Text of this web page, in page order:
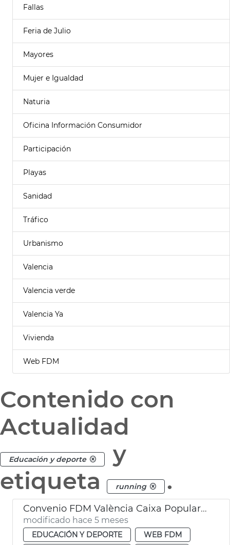
Fallas
Feria de Julio
Mayores
Mujer e Igualdad
Naturia
Oficina Información Consumidor
Participación
Playas
Sanidad
Tráfico
Urbanismo
Valencia
Valencia verde
Valencia Ya
Vivienda
Web FDM
Contenido con
Actualidad
Educación y deporte
y
etiqueta
running .
Convenio FDM València Caixa Popular running popular
modificado hace 5 meses
EDUCACIÓN Y DEPORTE
WEB FDM